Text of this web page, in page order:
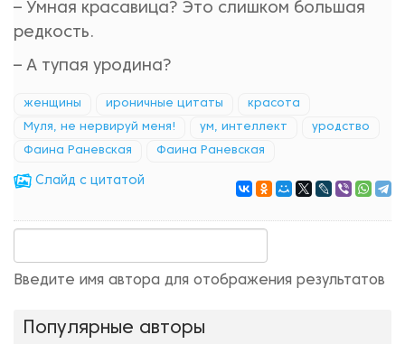
– Умная красавица? Это слишком большая
редкость.
– А тупая уродина?
женщины ироничные цитаты красота
Муля, не нервируй меня! ум, интеллект уродство
Фаина Раневская Фаина Раневская
Cлайд с цитатой
Введите имя автора для отображения результатов
Популярные авторы